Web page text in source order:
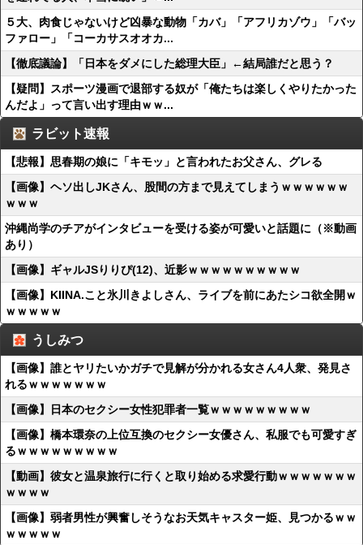
５大、肉食じゃないけど凶暴な動物「カバ」「アフリカゾウ」「バッ
ファロー」「コーカサスオオカ...
【徹底議論】「日本をダメにした総理大臣」←結局誰だと思う？
【疑問】スポーツ漫画で退部する奴が「俺たちは楽しくやりたかった
んだよ」って言い出す理由ｗｗ...
ラビット速報
【悲報】思春期の娘に「キモッ」と言われたお父さん、グレる
【画像】ヘソ出しJKさん、股間の方まで見えてしまうｗｗｗｗｗｗ
ｗｗｗ
沖縄尚学のチアがインタビューを受ける姿が可愛いと話題に（※動画
あり）
【画像】ギャルJSりりぴ(12)、近影ｗｗｗｗｗｗｗｗｗｗ
【画像】KIINA.こと氷川きよしさん、ライブを前にあたシコ欲全開ｗ
ｗｗｗｗｗ
うしみつ
【画像】誰とヤリたいかガチで見解が分かれる女さん4人衆、発見さ
れるｗｗｗｗｗｗｗ
【画像】日本のセクシー女性犯罪者一覧ｗｗｗｗｗｗｗｗｗ
【画像】橋本環奈の上位互換のセクシー女優さん、私服でも可愛すぎ
るｗｗｗｗｗｗｗｗｗ
【動画】彼女と温泉旅行に行くと取り始める求愛行動ｗｗｗｗｗｗｗ
ｗｗｗｗ
【画像】弱者男性が興奮しそうなお天気キャスター姫、見つかるｗｗ
ｗｗｗｗｗ